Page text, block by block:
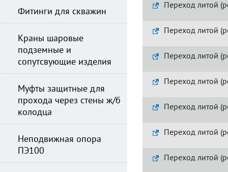
Переход литой
Переход литой
Переход литой
Переход литой
Переход литой
Переход литой
Переход литой
Фитинги для скважин
Краны шаровые
подземные и
сопутсвующие изделия
Муфты защитные для
прохода через стены ж/б
колодца
Неподвижная опора
ПЭ100